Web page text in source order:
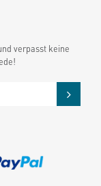
verpasst keine